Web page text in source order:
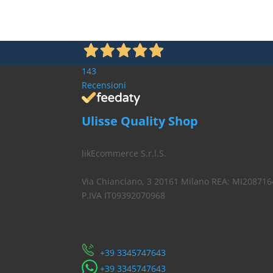
143
Recensioni
Ulisse Quality Shop
likEcommerce S.r.l.S.
Via Chianciano, 3 20161 Milano REA:
P.IVA IT09392070968
​+39 3345747643
​+39 3345747643